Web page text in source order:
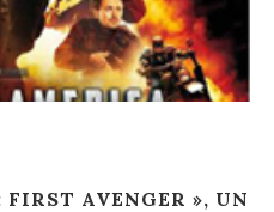
AVENGER », UN